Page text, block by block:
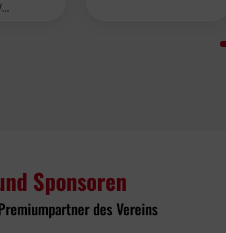
Sponsoren
des Vereins